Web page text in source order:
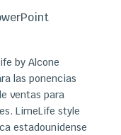
by Alcone
las ponencias
ventas para
LimeLife style
estadounidense